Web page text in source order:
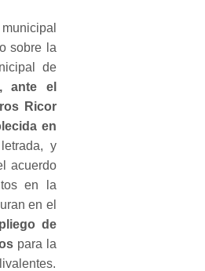
sobre la
de
ante el
Ricor
en
y
acuerdo
en la
en el
de
para la